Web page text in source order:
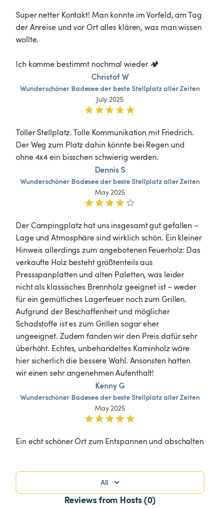
Super netter Kontakt! Man konnte im Vorfeld, am Tag
der Anreise und vor Ort alles klären, was man wissen
wollte.
Ich komme bestimmt nochmal wieder 🏕️
Christof W
Wunderschöner Badeseeder besteStellplatzallerZeiten
July 2025
Toller Stellplatz. Tolle Kommunikation mit Friedrich.
Der Weg zum Platz dahin könnte bei Regen und
ohne 4x4 ein bisschen schwierig werden.
Dennis S
Wunderschöner Badeseeder besteStellplatzallerZeiten
May 2025
Der Campingplatz hat uns insgesamt gut gefallen –
Lage und Atmosphäre sind wirklich schön. Ein kleiner
Hinweis allerdings zum angebotenen Feuerholz: Das
verkaufte Holz besteht größtenteils aus
Pressspanplatten und alten Paletten, was leider
nicht als klassisches Brennholz geeignet ist – weder
für ein gemütliches Lagerfeuer noch zum Grillen.
Aufgrund der Beschaffenheit und möglicher
Schadstoffe ist es zum Grillen sogar eher
ungeeignet. Zudem fanden wir den Preis dafür sehr
überhöht. Echtes, unbehandeltes Kaminholz wäre
hier sicherlich die bessere Wahl. Ansonsten hatten
wir einen sehr angenehmen Aufenthalt!
Kenny G
Wunderschöner Badeseeder besteStellplatzallerZeiten
May 2025
Ein echt schöner Ort zum Entspannen und abschalten
All
Reviews from Hosts (0)